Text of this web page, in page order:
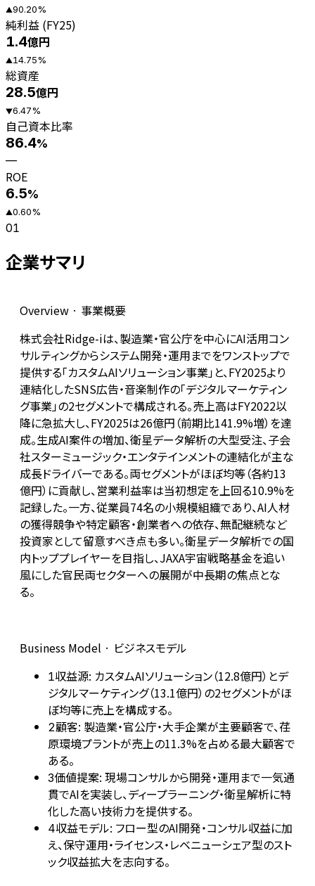
▲90.20%
純利益 (FY25)
1.4億円
▲14.75%
総資産
28.5億円
▼6.47%
自己資本比率
86.4%
—
ROE
6.5%
▲0.60%
01
企業サマリ
Overview · 事業概要
株式会社Ridge-iは、製造業・官公庁を中心にAI活用コン
サルティングからシステム開発・運用までをワンストップで
提供する「カスタムAIソリューション事業」と、FY2025より
連結化したSNS広告・音楽制作の「デジタルマーケティン
グ事業」の2セグメントで構成される。売上高はFY2022以
降に急拡大し、FY2025は26億円（前期比141.9%増）を達
成。生成AI案件の増加、衛星データ解析の大型受注、子会
社スターミュージック・エンタテインメントの連結化が主な
成長ドライバーである。両セグメントがほぼ均等（各約13
億円）に貢献し、営業利益率は当初想定を上回る10.9%を
記録した。一方、従業員74名の小規模組織であり、AI人材
の獲得競争や特定顧客・創業者への依存、無配継続など
投資家として留意すべき点も多い。衛星データ解析での国
内トッププレイヤーを目指し、JAXA宇宙戦略基金を追い
風にした官民両セクターへの展開が中長期の焦点とな
る。
Business Model · ビジネスモデル
1収益源: カスタムAIソリューション（12.8億円）とデ
ジタルマーケティング（13.1億円）の2セグメントがほ
ぼ均等に売上を構成する。
2顧客: 製造業・官公庁・大手企業が主要顧客で、荏
原環境プラントが売上の11.3%を占める最大顧客で
ある。
3価値提案: 現場コンサルから開発・運用まで一気通
貫でAIを実装し、ディープラーニング・衛星解析に特
化した高い技術力を提供する。
4収益モデル: フロー型のAI開発・コンサル収益に加
え、保守運用・ライセンス・レベニューシェア型のスト
ック収益拡大を志向する。